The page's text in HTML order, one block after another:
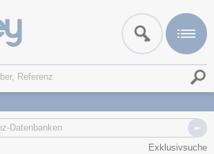
Exklusivsuche